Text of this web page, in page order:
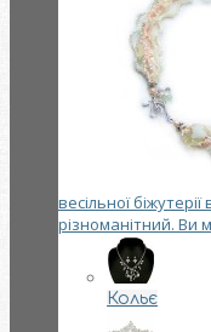
весільної
різноманітний. Ви
Кольє